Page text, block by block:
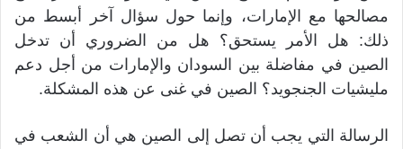
مصالحها مع الإمارات، وإنما حول سؤال آخر أبسط من
ذلك: هل الأمر يستحق؟ هل من الضروري أن تدخل
الصين في مفاضلة بين السودان والإمارات من أجل دعم
مليشيات الجنجويد؟ الصين في غنى عن هذه المشكلة.
الرسالة التي يجب أن تصل إلى الصين هي أن الشعب في